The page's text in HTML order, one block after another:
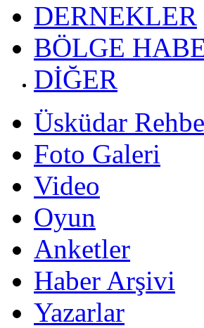
DERNEKLER
BÖLGE
DİĞER
Üsküdar
Foto Galeri
Video
Oyun
Anketler
Haber Arşivi
Yazarlar